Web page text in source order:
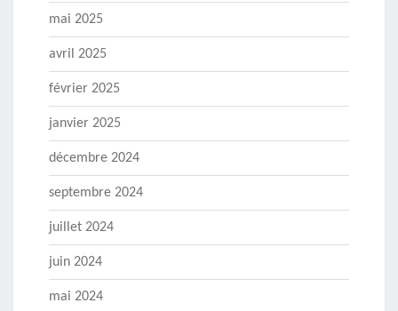
mai 2025
avril 2025
février 2025
janvier 2025
décembre 2024
septembre 2024
juillet 2024
juin 2024
mai 2024